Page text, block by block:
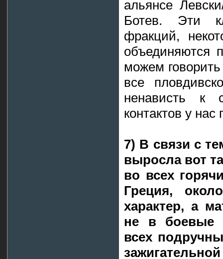
альянсе
Ботев. Эти
фракций,
объединяются
можем
все
ненависть к
контактов у нас
7) В связи с
выросла вот
во всех
Греция,
характер, а
не в боевые
всех